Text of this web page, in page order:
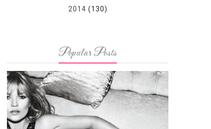
2014 (130)
Popular Posts